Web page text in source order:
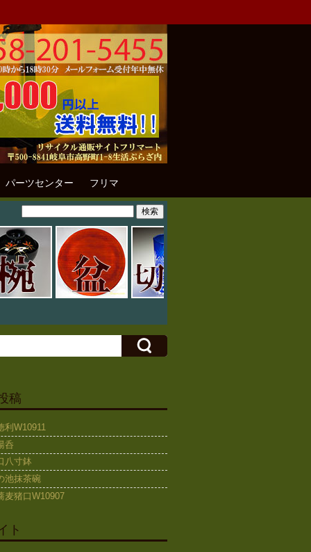
パーツセンター フリマ
稿
利W10911
呑
八寸鉢
池抹茶碗
麦猪口W10907
ト